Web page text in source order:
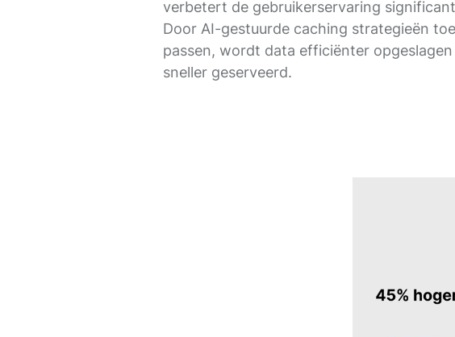
verbetert de gebruikerservaring
Door AI-gestuurde caching strategieën
passen, wordt data efficiënter opgeslagen
sneller geserveerd.